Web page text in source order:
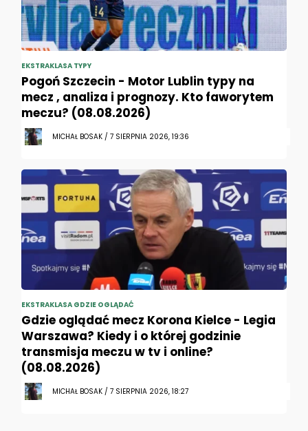
EKSTRAKLASA TYPY
Pogoń Szczecin - Motor Lublin typy na
mecz , analiza i prognozy. Kto faworytem
meczu? (08.08.2026)
MICHAŁ BOSAK / 7 SIERPNIA 2026, 19:36
EKSTRAKLASA GDZIE OGLĄDAĆ
Gdzie oglądać mecz Korona Kielce - Legia
Warszawa? Kiedy i o której godzinie
transmisja meczu w tv i online?
(08.08.2026)
MICHAŁ BOSAK / 7 SIERPNIA 2026, 18:27